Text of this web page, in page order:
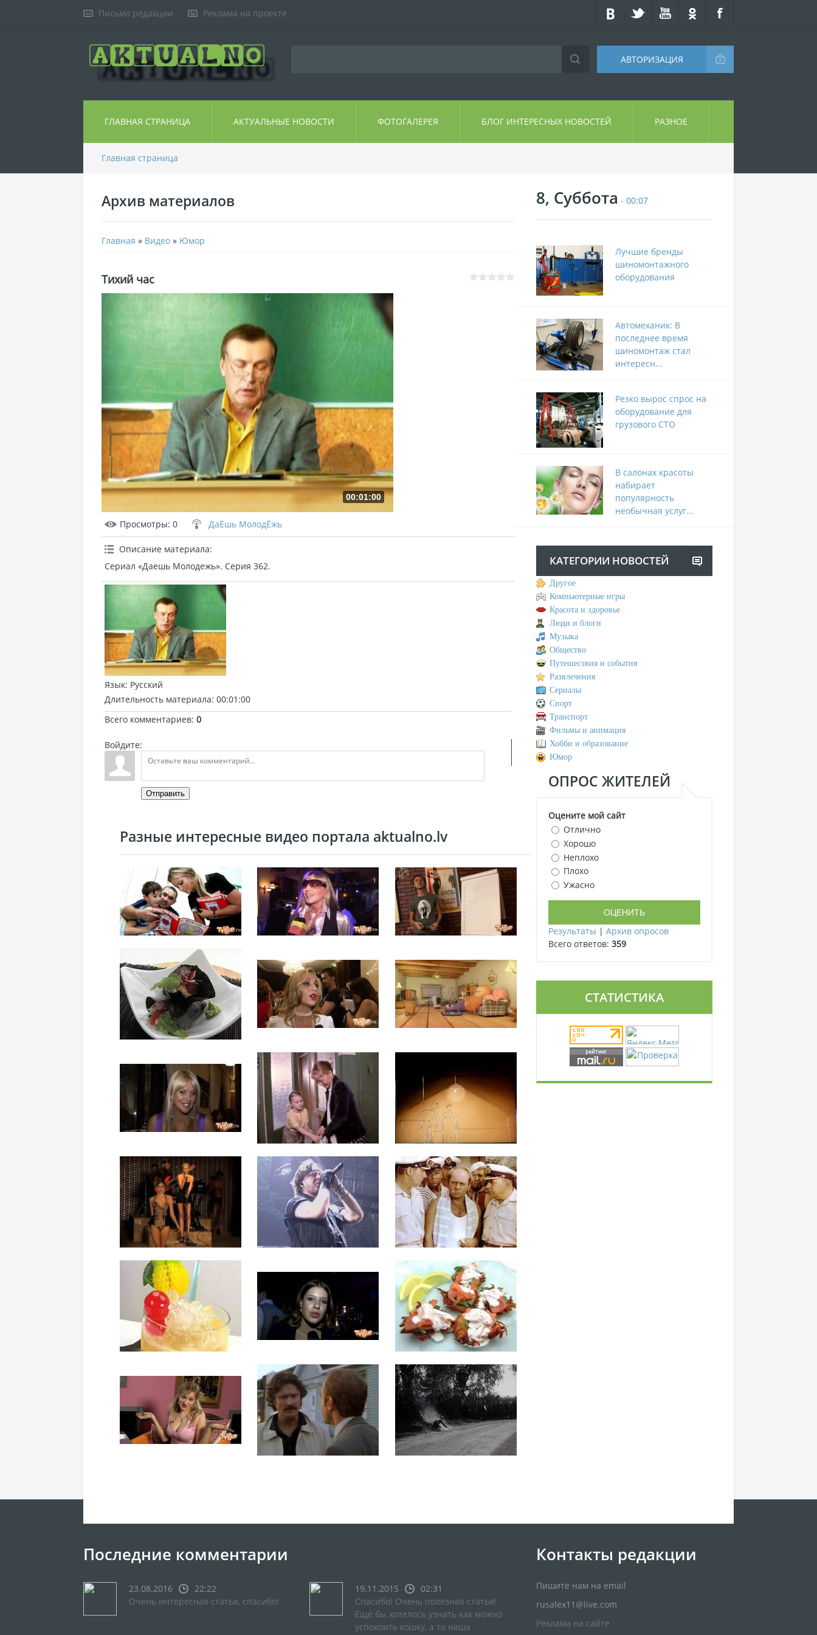
Письмо редакции Реклама на проекте
АВТОРИЗАЦИЯ
ГЛАВНАЯ СТРАНИЦА АКТУАЛЬНЫЕ НОВОСТИ ФОТОГАЛЕРЕЯ БЛОГ ИНТЕРЕСНЫХ НОВОСТЕЙ РАЗНОЕ
Главная страница
Архив материалов
Главная » Видео » Юмор
Тихий час
00:01:00
Просмотры: 0 ДаЁшь МолодЁжь
Описание материала:
Сериал «Даешь Молодежь». Серия 362.
Язык: Русский
Длительность материала: 00:01:00
Всего комментариев: 0
Войдите:
Отправить
Разные интересные видео портала aktualno.lv
8, Суббота - 00:07
Лучшие бренды
шиномонтажного
оборудования
Автомеханик: В
последнее время
шиномонтаж стал
интересн...
Резко вырос спрос на
оборудование для
грузового СТО
В салонах красоты
набирает
популярность
необычная услуг...
КАТЕГОРИИ НОВОСТЕЙ
Другое
Компьютерные игры
Красота и здоровье
Люди и блоги
Музыка
Общество
Путешествия и события
Развлечения
Сериалы
Спорт
Транспорт
Фильмы и анимация
Хобби и образование
Юмор
ОПРОС ЖИТЕЛЕЙ
Оцените мой сайт
Отлично
Хорошо
Неплохо
Плохо
Ужасно
Результаты | Архив опросов
Всего ответов: 359
СТАТИСТИКА
Последние комментарии
23.08.2016
22:22
Очень интересная статья, спасибо!
19.11.2015
02:31
Спасибо! Очень полезная статья!
Ещё бы хотелось узнать как можно
успокоить кошку, а то наша
Контакты редакции
Пишите нам на email
rusalex11@live.com
Реклама на сайте